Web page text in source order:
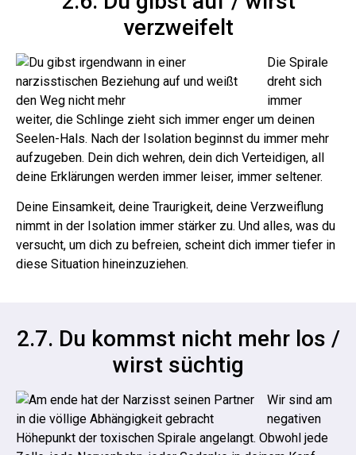
verzweifelt
Die Spirale
dreht sich
immer
weiter, die Schlinge zieht sich immer enger um deinen
Seelen-Hals. Nach der Isolation beginnst du immer mehr
aufzugeben. Dein dich wehren, dein dich Verteidigen, all
deine Erklärungen werden immer leiser, immer seltener.
Deine Einsamkeit, deine Traurigkeit, deine Verzweiflung
nimmt in der Isolation immer stärker zu. Und alles, was du
versucht, um dich zu befreien, scheint dich immer tiefer in
diese Situation hineinzuziehen.
2.7. Du kommst nicht mehr los /
wirst süchtig
Wir sind am
negativen
Höhepunkt der toxischen Spirale angelangt. Obwohl jede